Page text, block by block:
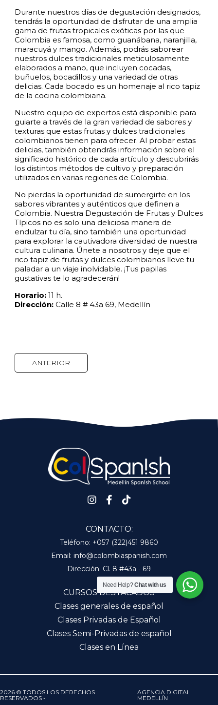
Durante nuestros días de degustación designados,
tendrás la oportunidad de disfrutar de una amplia
gama de frutas tropicales exóticas por las que
Colombia es famosa, como guanábana, naranjilla,
maracuyá y mango. Además, podrás saborear
nuestros dulces tradicionales meticulosamente
elaborados a mano, que incluyen cocadas,
buñuelos, bocadillos y una variedad de otras
delicias. Cada bocado es un homenaje al rico tapiz
de la cocina colombiana.
Nuestro equipo de expertos está disponible para
guiarte a través de la gran variedad de sabores y
texturas que estas frutas y dulces tradicionales
colombianos tienen para ofrecer. Al probar estas
delicias, también obtendrás información sobre el
significado histórico de cada artículo y descubrirás
los distintos métodos de cultivo y preparación
utilizados en varias regiones de Colombia.
No pierdas la oportunidad de sumergirte en los
sabores vibrantes y auténticos que definen a
Colombia. Nuestra Degustación de Frutas y Dulces
Típicos no es solo una deliciosa manera de
endulzar tu día, sino también una oportunidad
para explorar la cautivadora diversidad de nuestra
cultura culinaria. Únete a nosotros y deje que el
rico tapiz de frutas y dulces colombianos lleve tu
paladar a un viaje inolvidable. ¡Tus papilas
gustativas te lo agradecerán!
Horario: 11 h.
Dirección: Calle 8 # 43a 69, Medellín
ANTERIOR
CONTACTO:
Teléfono: +057 (322)451 9860
Email: info@colombiaspanish.com
Dirección: Cl. 8 #43a - 69
CURSOS DESTACADOS
Clases generales de español
Clases Privadas de Español
Clases Semi-Privadas de español
Clases en Línea
2026 © TODOS LOS DERECHOS
RESERVADOS -
AGENCIA DIGITAL
MEDELLÍN
Need Help?Chat with us